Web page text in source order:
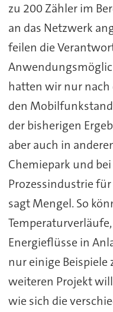
zu 200 Zähler im
an das Netzwerk
feilen die
hatten wir nur
den
der bisherigen
aber auch in
Chemiepark und
Prozessindustrie
sagt Mengel. So
Energieflüsse in
nur einige Beispiele
weiteren Projekt
wie sich die